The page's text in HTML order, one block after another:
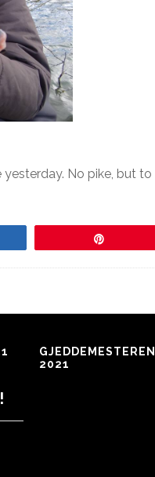
No pike, but
GJEDDEMESTEREN
2021